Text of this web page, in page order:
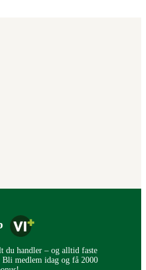
du handler – og alltid faste
medlem idag og få 2000